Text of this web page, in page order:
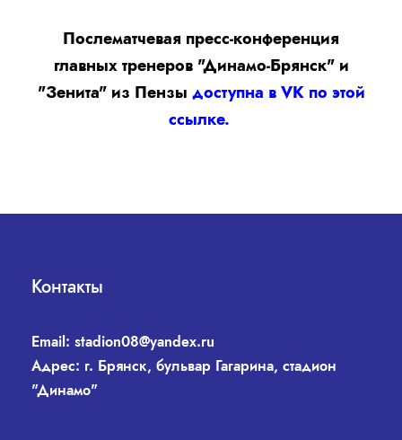
Послематчевая пресс-конференция
главных тренеров "Динамо-Брянск" и
"Зенита" из Пензы доступна в VK по этой
ссылке.
Контакты
Email: stadion08@yandex.ru
Адрес: г. Брянск, бульвар Гагарина, стадион
"Динамо"